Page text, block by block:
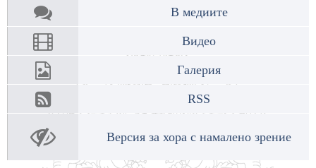
В медиите
Видео
Галерия
RSS
Версия за хора с намалено зрение